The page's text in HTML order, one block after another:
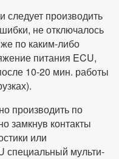
следует производить
не отключалось
по каким-либо
питания ECU,
10-20 мин. работы
производить по
замкнув контакты
или
специальный мульти-